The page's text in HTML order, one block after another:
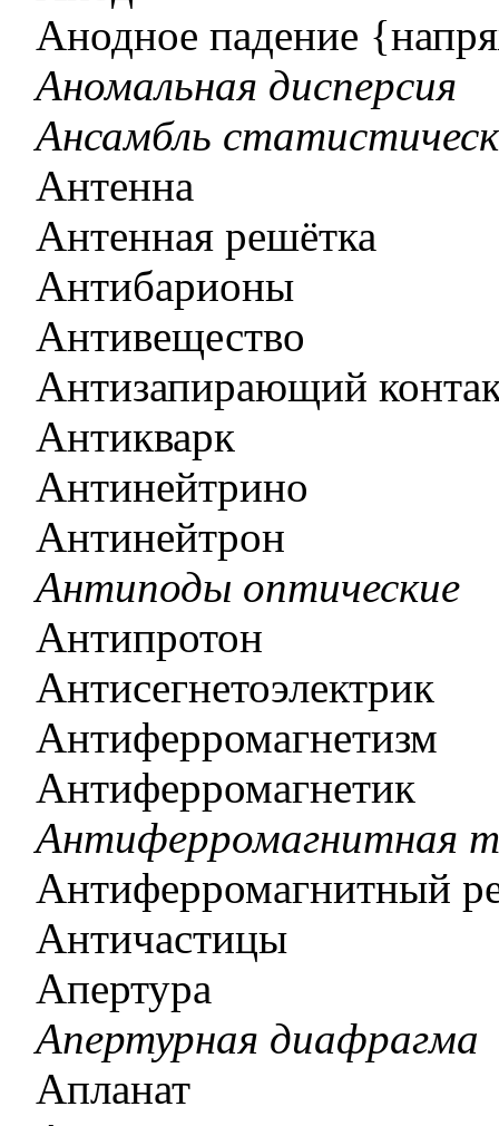
Анодное падение
Аномальная дисперсия
Ансамбль
Антенна
Антенная решётка
Антибарионы
Антивещество
Антизапирающий
Антикварк
Антинейтрино
Антинейтрон
Антиподы оптические
Антипротон
Антисегнетоэлектрик
Антиферромагнетизм
Антиферромагнетик
Антиферромагнитная
Антиферромагнитный
Античастицы
Апертура
Апертурная диафрагма
Апланат